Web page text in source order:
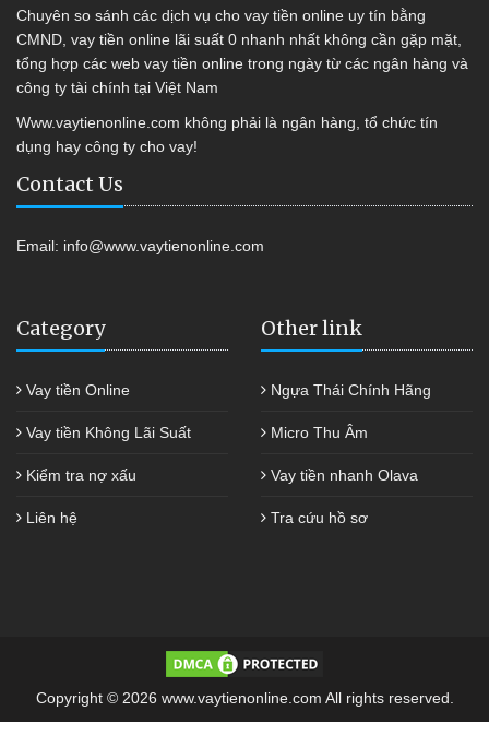
Chuyên so sánh các dịch vụ cho vay tiền online uy tín bằng
CMND, vay tiền online lãi suất 0 nhanh nhất không cần gặp mặt,
tổng hợp các web vay tiền online trong ngày từ các ngân hàng và
công ty tài chính tại Việt Nam
Www.vaytienonline.com không phải là ngân hàng, tổ chức tín
dụng hay công ty cho vay!
Contact Us
Email: info@www.vaytienonline.com
Category
Vay tiền Online
Vay tiền Không Lãi Suất
Kiểm tra nợ xấu
Liên hệ
Other link
Ngựa Thái Chính Hãng
Micro Thu Âm
Vay tiền nhanh Olava
Tra cứu hồ sơ
Copyright © 2026 www.vaytienonline.com All rights reserved.